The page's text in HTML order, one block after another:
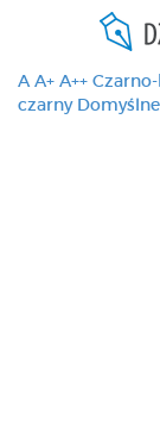
A A+ A++ Czarno-
czarny